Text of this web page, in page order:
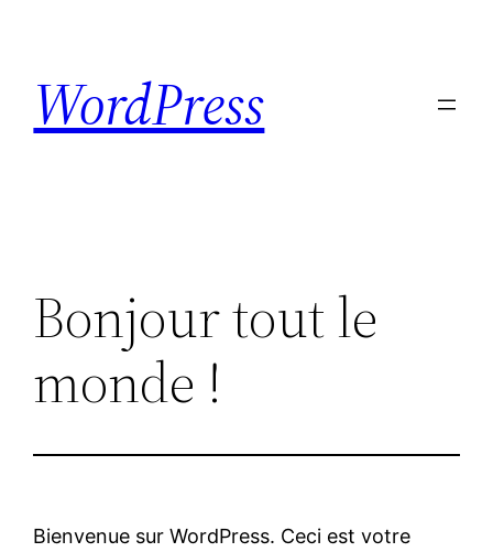
content
WordPress
Bonjour tout le
monde !
Bienvenue sur WordPress. Ceci est votre